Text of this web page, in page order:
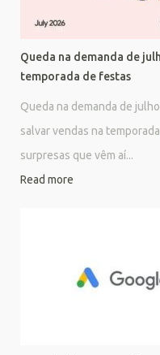
Queda na demanda de
temporada de festas
Queda na demanda de
salvar vendas na
surpresas que vêm aí...
Read more